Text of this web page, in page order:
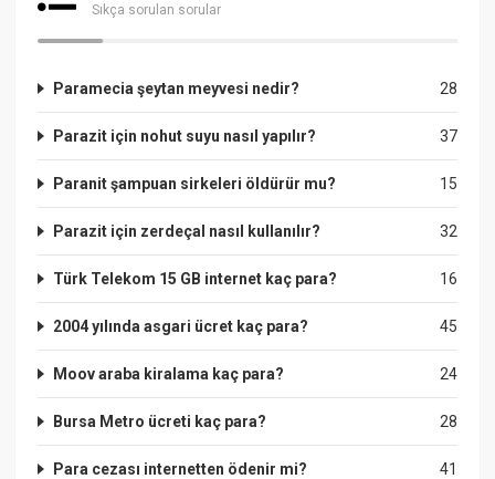
Sıkça sorulan sorular
28
Paramecia şeytan meyvesi nedir?
37
Parazit için nohut suyu nasıl yapılır?
15
Paranit şampuan sirkeleri öldürür mu?
32
Parazit için zerdeçal nasıl kullanılır?
16
Türk Telekom 15 GB internet kaç para?
45
2004 yılında asgari ücret kaç para?
24
Moov araba kiralama kaç para?
28
Bursa Metro ücreti kaç para?
41
Para cezası internetten ödenir mi?